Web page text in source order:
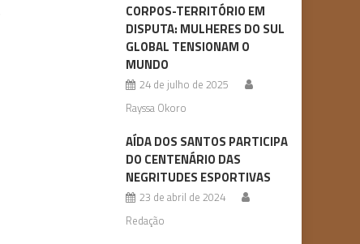
CORPOS-TERRITÓRIO EM
DISPUTA: MULHERES DO SUL
GLOBAL TENSIONAM O
MUNDO
24 de julho de 2025
Rayssa Okoro
AÍDA DOS SANTOS PARTICIPA
DO CENTENÁRIO DAS
NEGRITUDES ESPORTIVAS
23 de abril de 2024
Redação